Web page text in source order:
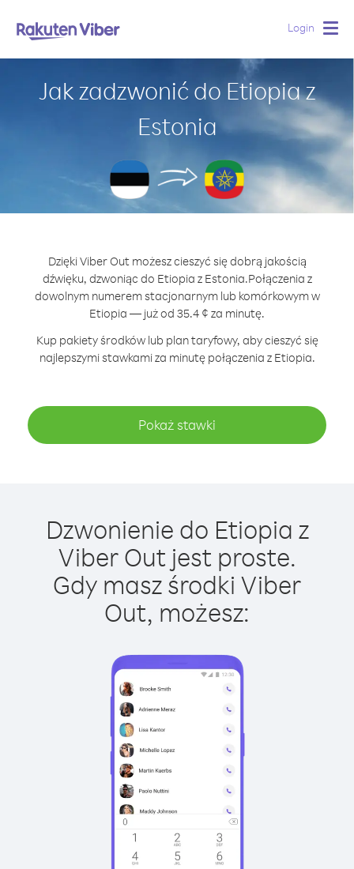
Login
Jak zadzwonić do Etiopia z
Estonia
Dzięki Viber Out możesz cieszyć się dobrą jakością
dźwięku, dzwoniąc do Etiopia z Estonia.Połączenia z
dowolnym numerem stacjonarnym lub komórkowym w
Etiopia — już od 35.4 ¢ za minutę.
Kup pakiety środków lub plan taryfowy, aby cieszyć się
najlepszymi stawkami za minutę połączenia z Etiopia.
Pokaż stawki
Dzwonienie do Etiopia z
Viber Out jest proste.
Gdy masz środki Viber
Out, możesz: